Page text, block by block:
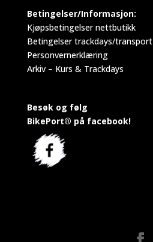
Betingelser/Informasjon:
Kjøpsbetingelser nettbutikk
Betingelser trackdays/transport
Personvernerklæring
Arkiv – Kurs & Trackdays
Besøk og følg
BikePort® på facebook!